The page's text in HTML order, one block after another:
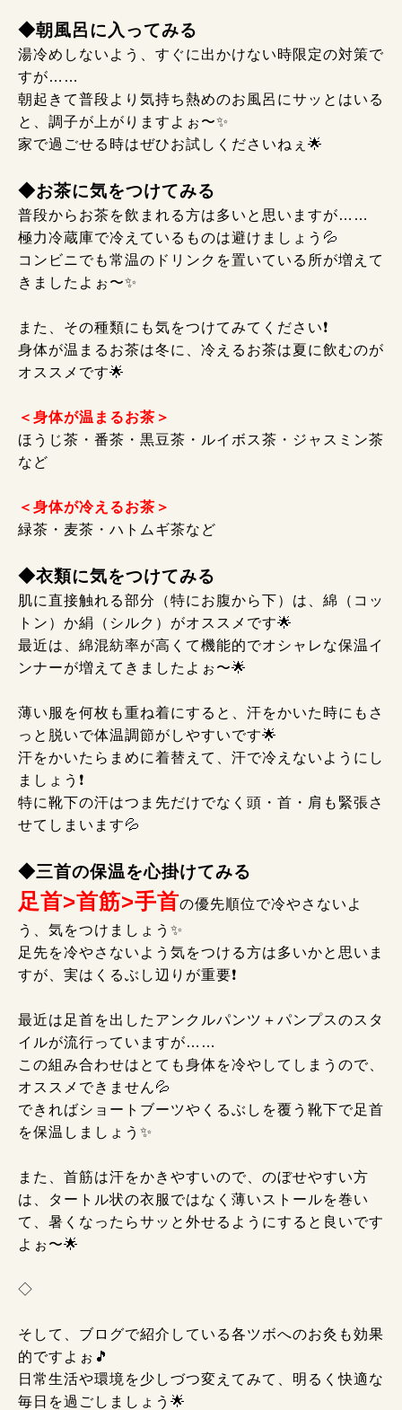
◆朝風呂に入ってみる
湯冷めしないよう、すぐに出かけない時限定の対策で
すが……
朝起きて普段より気持ち熱めのお風呂にサッとはいる
と、調子が上がりますよぉ〜✨
家で過ごせる時はぜひお試しくださいねぇ🌟
◆お茶に気をつけてみる
普段からお茶を飲まれる方は多いと思いますが……
極力冷蔵庫で冷えているものは避けましょう💦
コンビニでも常温のドリンクを置いている所が増えて
きましたよぉ〜✨
また、その種類にも気をつけてみてください❗
身体が温まるお茶は冬に、冷えるお茶は夏に飲むのが
オススメです🌟
＜身体が温まるお茶＞
ほうじ茶・番茶・黒豆茶・ルイボス茶・ジャスミン茶
など
＜身体が冷えるお茶＞
緑茶・麦茶・ハトムギ茶など
◆衣類に気をつけてみる
肌に直接触れる部分（特にお腹から下）は、綿（コッ
トン）か絹（シルク）がオススメです🌟
最近は、綿混紡率が高くて機能的でオシャレな保温イ
ンナーが増えてきましたよぉ〜🌟
薄い服を何枚も重ね着にすると、汗をかいた時にもさ
っと脱いで体温調節がしやすいです🌟
汗をかいたらまめに着替えて、汗で冷えないようにし
ましょう❗
特に靴下の汗はつま先だけでなく頭・首・肩も緊張さ
せてしまいます💦
◆三首の保温を心掛けてみる
足首>首筋>手首の優先順位で冷やさないよ
う、気をつけましょう✨
足先を冷やさないよう気をつける方は多いかと思いま
すが、実はくるぶし辺りが重要❗
最近は足首を出したアンクルパンツ＋パンプスのスタ
イルが流行っていますが……
この組み合わせはとても身体を冷やしてしまうので、
オススメできません💦
できればショートブーツやくるぶしを覆う靴下で足首
を保温しましょう✨
また、首筋は汗をかきやすいので、のぼせやすい方
は、タートル状の衣服ではなく薄いストールを巻い
て、暑くなったらサッと外せるようにすると良いです
よぉ〜🌟
◇
そして、ブログで紹介している各ツボへのお灸も効果
的ですよぉ🎵
日常生活や環境を少しづつ変えてみて、明るく快適な
毎日を過ごしましょう🌟